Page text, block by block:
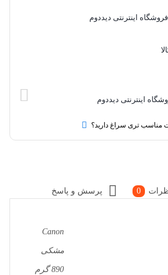
اینترنتی دیددوم
مناسب تری سراغ دارید؟
0 پرسش و پاسخ
Canon
مشکی
890 گرم